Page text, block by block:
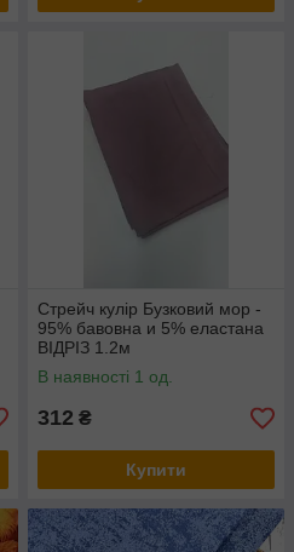
Стрейч кулір Бузковий мор -
95% бавовна и 5% еластана
ВІДРІЗ 1.2м
В наявності 1 од.
312 ₴
Купити